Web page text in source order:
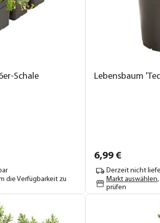
Schale
die Verfügbarkeit zu
Lebensbaum
6,99€
Derzeit nicht
Markt auswählen
prüfen